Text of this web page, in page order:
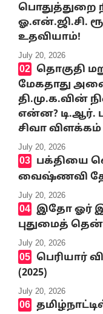
ஓ.என்.ஜி.சி.
உதவியாம்!
July 20, 2026
தொகுதி
மேகதாது
தி.மு.க.வின்
என்ன? டி.ஆர்.
சிவா விளக்கம்
July 20, 2026
பக்தியை
வைஷ்ணவி
July 20, 2026
இதோ ஓர்
புதுமைத்
July 20, 2026
பெரியார்
(2025)
July 20, 2026